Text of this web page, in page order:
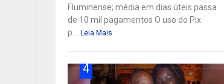
Fluminense; média em dias úteis passa
de 10 mil pagamentos O uso do Pix
p...
Leia Mais
4